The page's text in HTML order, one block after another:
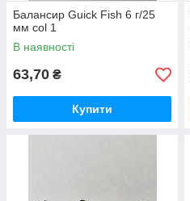
Балансир Guick Fish 6 г/25
мм col 1
В наявності
63,70 ₴
Купити